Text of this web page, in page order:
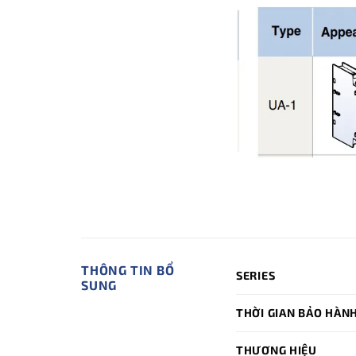
THÔNG TIN BỔ
SUNG
SERIES
THỜI GIAN BẢO
THƯƠNG HIỆU